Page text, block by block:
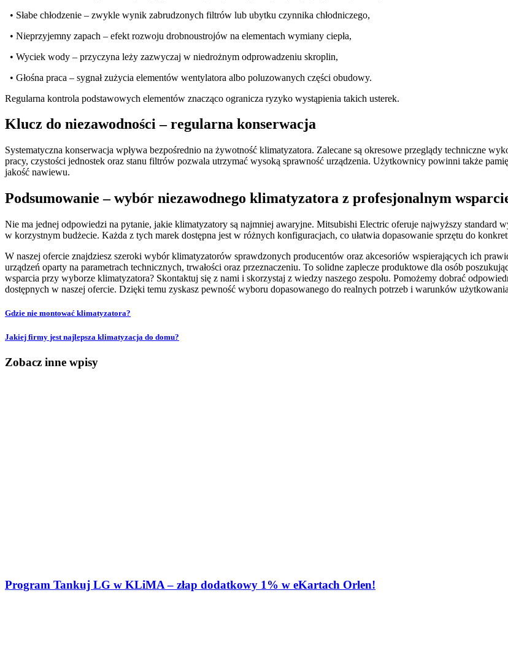
• Słabe chłodzenie – zwykle wynik zabrudzonych filtrów lub ubytku czynnika chłodniczego,
• Nieprzyjemny zapach – efekt rozwoju drobnoustrojów na elementach wymiany ciepła,
• Wyciek wody – przyczyna leży zazwyczaj w niedrożnym odprowadzeniu skroplin,
• Głośna praca – sygnał zużycia elementów wentylatora albo poluzowanych części obudowy.
Regularna kontrola podstawowych elementów znacząco ogranicza ryzyko wystąpienia takich usterek.
Klucz do niezawodności – regularna konserwacja
Systematyczna konserwacja wpływa bezpośrednio na żywotność klimatyzatora. Zalecane są okresowe przeglądy techniczne
pracy, czystości jednostek oraz stanu filtrów pozwala utrzymać wysoką sprawność urządzenia. Użytkownicy powinni także
jakość nawiewu.
Podsumowanie – wybór niezawodnego klimatyzatora z profesjonalnym
Nie ma jednej odpowiedzi na pytanie, jakie klimatyzatory są najmniej awaryjne. Mitsubishi Electric oferuje najwyższy standard
w korzystnym budżecie. Każda z tych marek dostępna jest w różnych konfiguracjach, co ułatwia dopasowanie sprzętu do
W naszej ofercie znajdziesz szeroki wybór klimatyzatorów sprawdzonych producentów oraz akcesoriów wspierających ich
urządzeń oparty na parametrach technicznych, trwałości oraz przeznaczeniu. To solidne zaplecze produktowe dla osób
wsparcia przy wyborze klimatyzatora? Skontaktuj się z nami i skorzystaj z wiedzy naszego zespołu. Pomożemy dobrać
dostępnych w naszej ofercie. Dzięki temu zyskasz pewność wyboru dopasowanego do realnych potrzeb i warunków
Gdzie nie montować klimatyzatora?
Jakiej firmy jest najlepsza klimatyzacja do domu?
Zobacz inne wpisy
Program Tankuj LG w KLiMA – złap dodatkowy 1% w eKartach Orlen!